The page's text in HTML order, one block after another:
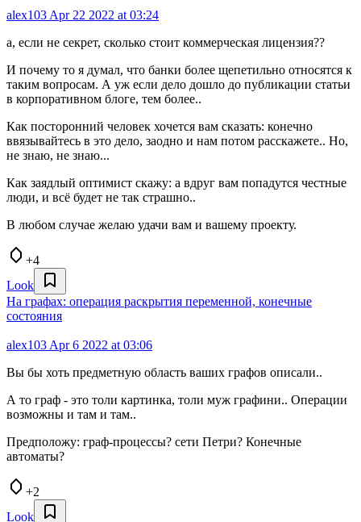
alex103 Apr 22 2022 at 03:24
а, если не секрет, сколько стоит коммерческая лицензия??
И почему то я думал, что банки более щепетильно относятся к
таким вопросам. А уж если дело дошло до публикации статьи
в корпоративном блоге, тем более..
Как посторонний человек хочется вам сказать: конечно
ввязывайтесь в это дело, заодно и нам потом расскажете.. Но,
не знаю, не знаю...
Как заядлый оптимист скажу: а вдруг вам попадутся честные
люди, и всё будет не так страшно..
В любом случае желаю удачи вам и вашему проекту.
+4
Look
На графах: операция раскрытия переменной, конечные
состояния
alex103 Apr 6 2022 at 03:06
Вы бы хоть предметную область ваших графов описали..
А то граф - это толи картинка, толи муж графини.. Операции
возможны и там и там..
Предположу: граф-процессы? сети Петри? Конечные
автоматы?
+2
Look